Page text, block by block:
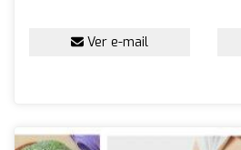
Ver e-mail